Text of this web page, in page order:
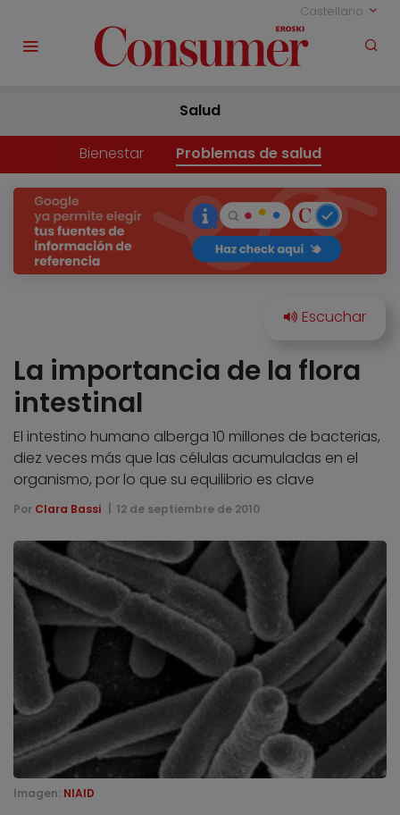
Castellano
Salud
Bienestar Problemas de salud
La importancia de la flora
intestinal
El intestino humano alberga 10 millones de bacterias,
diez veces más que las células acumuladas en el
organismo, por lo que su equilibrio es clave
Por Clara Bassi 12 de septiembre de 2010
Imagen: NIAID